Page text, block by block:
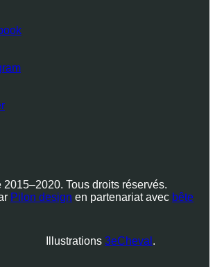
Tous droits réservés.
Pilon design en partenariat avec bête
Illustrations 3eCheval .